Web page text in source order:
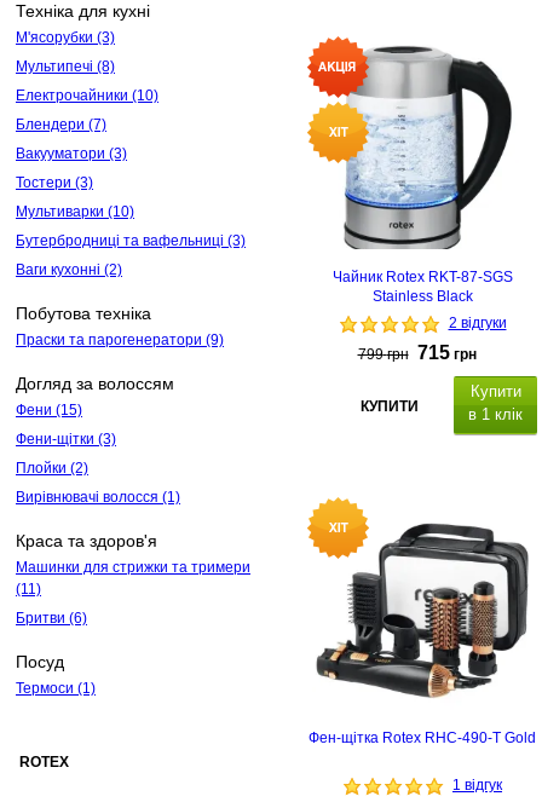
Техніка для кухні
М'ясорубки (3)
Мультипечі (8)
Електрочайники (10)
Блендери (7)
Вакууматори (3)
Тостери (3)
Мультиварки (10)
Бутербродниці та вафельниці (3)
Ваги кухонні (2)
Побутова техніка
Праски та парогенератори (9)
Догляд за волоссям
Фени (15)
Фени-щітки (3)
Плойки (2)
Вирівнювачі волосся (1)
Краса та здоров'я
Машинки для стрижки та тримери
(11)
Бритви (6)
Посуд
Термоси (1)
ROTEX
Чайник Rotex RKT-87-SGS
Stainless Black
2 відгуки
799 грн 715 грн
КУПИТИ
Купити
в 1 клік
Фен-щітка Rotex RHC-490-T Gold
1 відгук